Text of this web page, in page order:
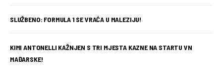
SLUŽBENO: FORMULA 1 SE VRAĆA U MALEZIJU!
KIMI ANTONELLI KAŽNJEN S TRI MJESTA KAZNE NA STARTU VN
MAĐARSKE!